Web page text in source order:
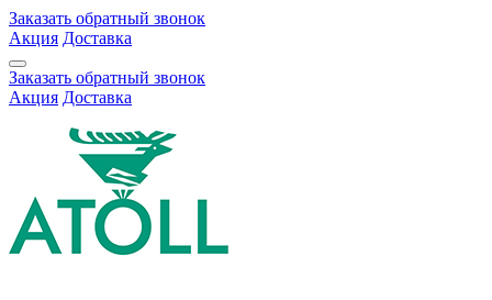
Заказать обратный звонок
Акция Доставка
Заказать обратный звонок
Акция Доставка